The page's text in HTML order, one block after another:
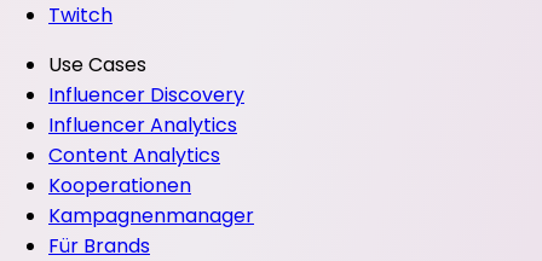
Twitch
Use Cases
Influencer Discovery
Influencer Analytics
Content Analytics
Kooperationen
Kampagnenmanager
Für Brands